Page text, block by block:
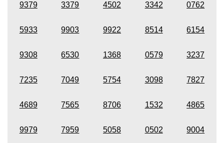
9379 3379 4502 3342 0762
5933 9903 9922 8514 6154
9308 6530 1368 0579 3237
7235 7049 5754 3098 7827
4689 7565 8706 1532 4865
9979 7959 5058 0502 9004